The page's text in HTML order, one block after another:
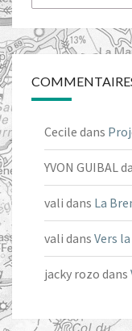
Cecile dans
YVON GUIBAL
vali dans La
vali dans Vers
jacky rozo dans